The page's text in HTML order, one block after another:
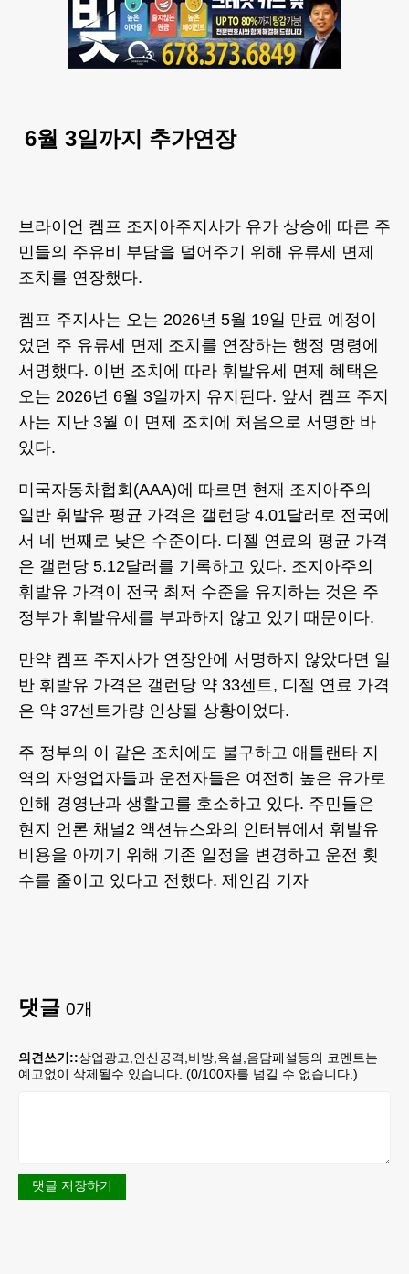
6월 3일까지 추가연장
브라이언 켐프 조지아주지사가 유가 상승에 따른 주
민들의 주유비 부담을 덜어주기 위해 유류세 면제
조치를 연장했다.
켐프 주지사는 오는 2026년 5월 19일 만료 예정이
었던 주 유류세 면제 조치를 연장하는 행정 명령에
서명했다. 이번 조치에 따라 휘발유세 면제 혜택은
오는 2026년 6월 3일까지 유지된다. 앞서 켐프 주지
사는 지난 3월 이 면제 조치에 처음으로 서명한 바
있다.
미국자동차협회(AAA)에 따르면 현재 조지아주의
일반 휘발유 평균 가격은 갤런당 4.01달러로 전국에
서 네 번째로 낮은 수준이다. 디젤 연료의 평균 가격
은 갤런당 5.12달러를 기록하고 있다. 조지아주의
휘발유 가격이 전국 최저 수준을 유지하는 것은 주
정부가 휘발유세를 부과하지 않고 있기 때문이다.
만약 켐프 주지사가 연장안에 서명하지 않았다면 일
반 휘발유 가격은 갤런당 약 33센트, 디젤 연료 가격
은 약 37센트가량 인상될 상황이었다.
주 정부의 이 같은 조치에도 불구하고 애틀랜타 지
역의 자영업자들과 운전자들은 여전히 높은 유가로
인해 경영난과 생활고를 호소하고 있다. 주민들은
현지 언론 채널2 액션뉴스와의 인터뷰에서 휘발유
비용을 아끼기 위해 기존 일정을 변경하고 운전 횟
수를 줄이고 있다고 전했다. 제인김 기자
댓글 0개
의견쓰기::상업광고,인신공격,비방,욕설,음담패설등의 코멘트는
예고없이 삭제될수 있습니다. (0/100자를 넘길 수 없습니다.)
댓글 저장하기